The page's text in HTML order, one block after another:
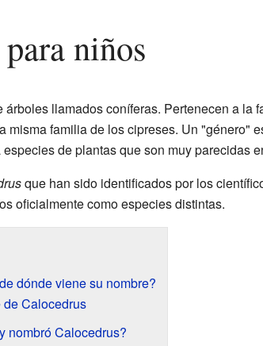
para niños
llamados coníferas. Pertenecen a la
misma familia de los cipreses. Un "género"
de plantas que son muy parecidas
que han sido identificados por los
oficialmente como especies distintas.
dónde viene su nombre?
Calocedrus
nombró Calocedrus?